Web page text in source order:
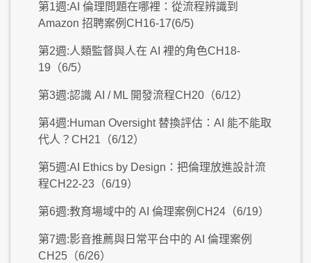
第1週:AI 倫理問題在哪裡：從流程辨識到
Amazon 招聘案例CH16-17(6/5)
第2週:人類監督與人在 AI 裡的角色CH18-
19（6/5）
第3週:認識 AI / ML 開發流程CH20（6/12）
第4週:Human Oversight 替換評估：AI 能不能取
代人？CH21（6/12）
第5週:AI Ethics by Design：把倫理放進設計流
程CH22-23（6/19）
第6週:教育場域中的 AI 倫理案例CH24（6/19）
第7週:影音推薦與日常平台中的 AI 倫理案例
CH25（6/26）